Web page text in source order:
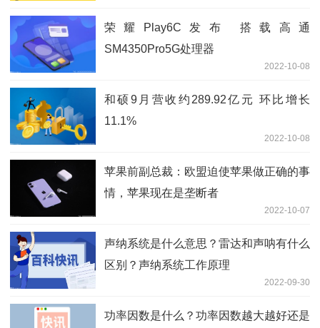
荣耀Play6C发布 搭载高通
SM4350Pro5G处理器
2022-10-08
和硕9月营收约289.92亿元 环比增长
11.1%
2022-10-08
苹果前副总裁：欧盟迫使苹果做正确的事
情，苹果现在是垄断者
2022-10-07
声纳系统是什么意思？雷达和声呐有什么
区别？声纳系统工作原理
2022-09-30
功率因数是什么？功率因数越大越好还是